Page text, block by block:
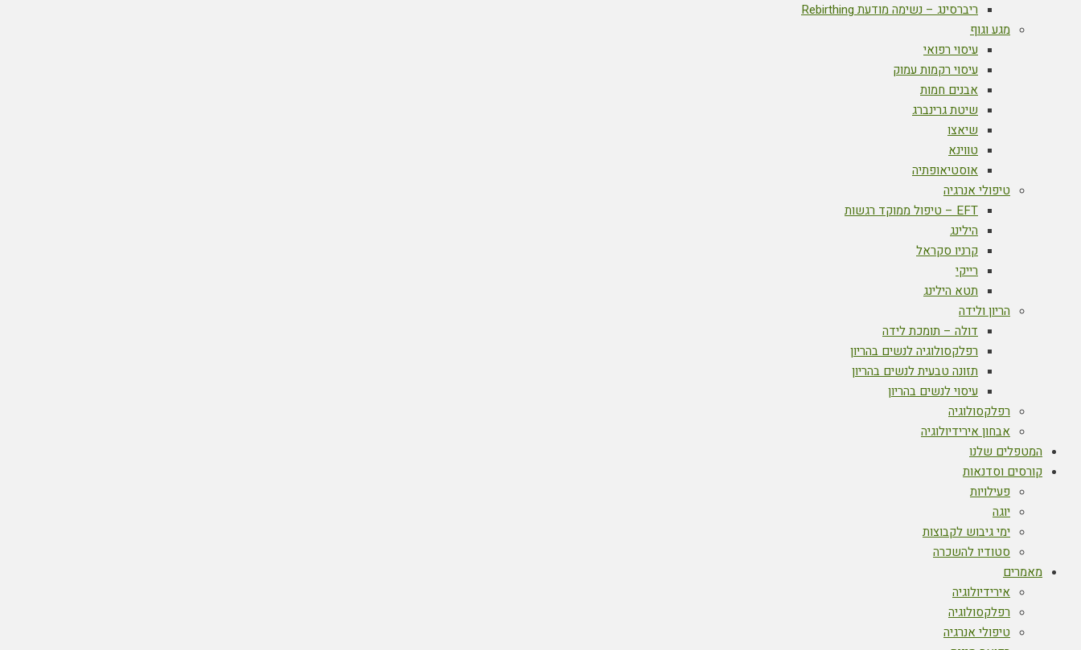
ריברסינג – נשימה מודעת Rebirthing
מגע וגוף
עיסוי רפואי
עיסוי רקמות עמוק
אבנים חמות
שיטת גרינברג
שיאצו
טווינא
אוסטיאופתיה
טיפולי אנרגיה
EFT – טיפול ממוקד רגשות
הילינג
קרניו סקראל
רייקי
תטא הילינג
הריון ולידה
דולה – תומכת לידה
רפלקסולוגיה לנשים בהריון
תזונה טבעית לנשים בהריון
עיסוי לנשים בהריון
רפלקסולוגיה
אבחון אירידיולוגיה
המטפלים שלנו
קורסים וסדנאות
פעילויות
יוגה
ימי גיבוש לקבוצות
סטודיו להשכרה
מאמרים
אירידיולוגיה
רפלקסולוגיה
טיפולי אנרגיה